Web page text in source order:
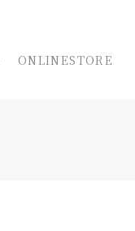
ONLINESTORE